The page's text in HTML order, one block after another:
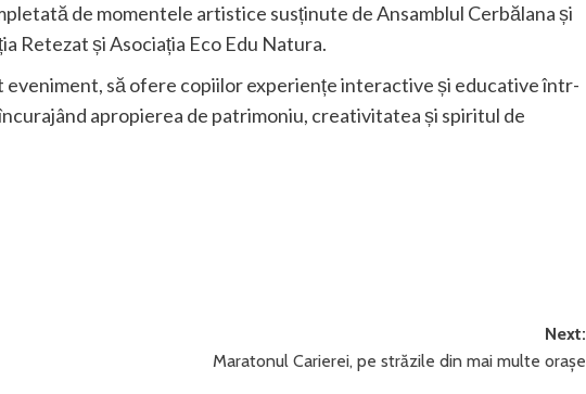
de momentele artistice susținute de Ansamblul Cerbălana și
Retezat și Asociația Eco Edu Natura.
eveniment, să ofere copiilor experiențe interactive și educative într-
apropierea de patrimoniu, creativitatea și spiritul de
Next:
Maratonul Carierei, pe străzile din mai multe orașe